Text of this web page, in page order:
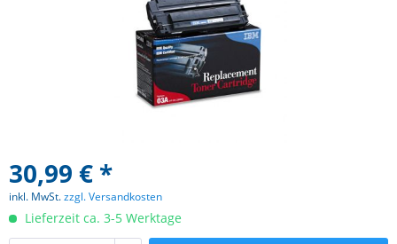
30,99 € *
inkl. MwSt.zzgl. Versandkosten
Lieferzeit ca. 3-5 Werktage